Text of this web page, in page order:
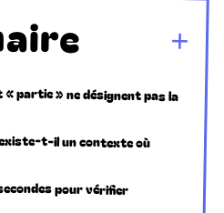
partie » ne désignent pas la
t-il un contexte où
pour vérifier